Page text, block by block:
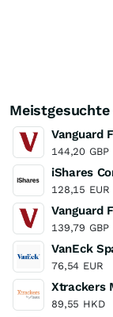
Vanguard
144,20 GBP
iShares
128,15 EUR
Vanguard
139,79 GBP
VanEck
76,54 EUR
Xtrackers
89,55 HKD